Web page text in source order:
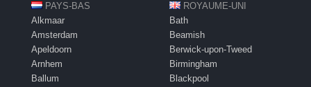
PAYS-BAS
Alkmaar
Amsterdam
Apeldoorn
Arnhem
Ballum
ROYAUME-UNI
Bath
Beamish
Berwick-upon-Tweed
Birmingham
Blackpool